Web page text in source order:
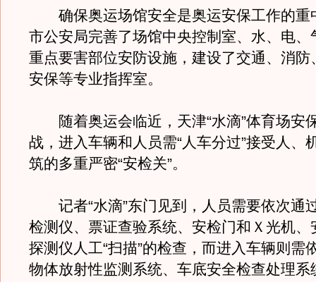
确保奥运场馆安全是奥运安保工作的重
市公安局完善了场馆中央控制室、水、电、
重点要害部位安防设施，建设了交通、消防
安保等专业指挥室。
随着奥运会临近，天津“水滴”体育场安
战，进入车辆和人员需“人车分过”接受人、
筑的多重严密“安检关”。
记者“水滴”东门见到，人员需要依次通
检测仪、票证查验系统、安检门和Ｘ光机、
探测仪人工“扫描”的检查，而进入车辆则需
物体放射性监测系统、车底安全检查处理系